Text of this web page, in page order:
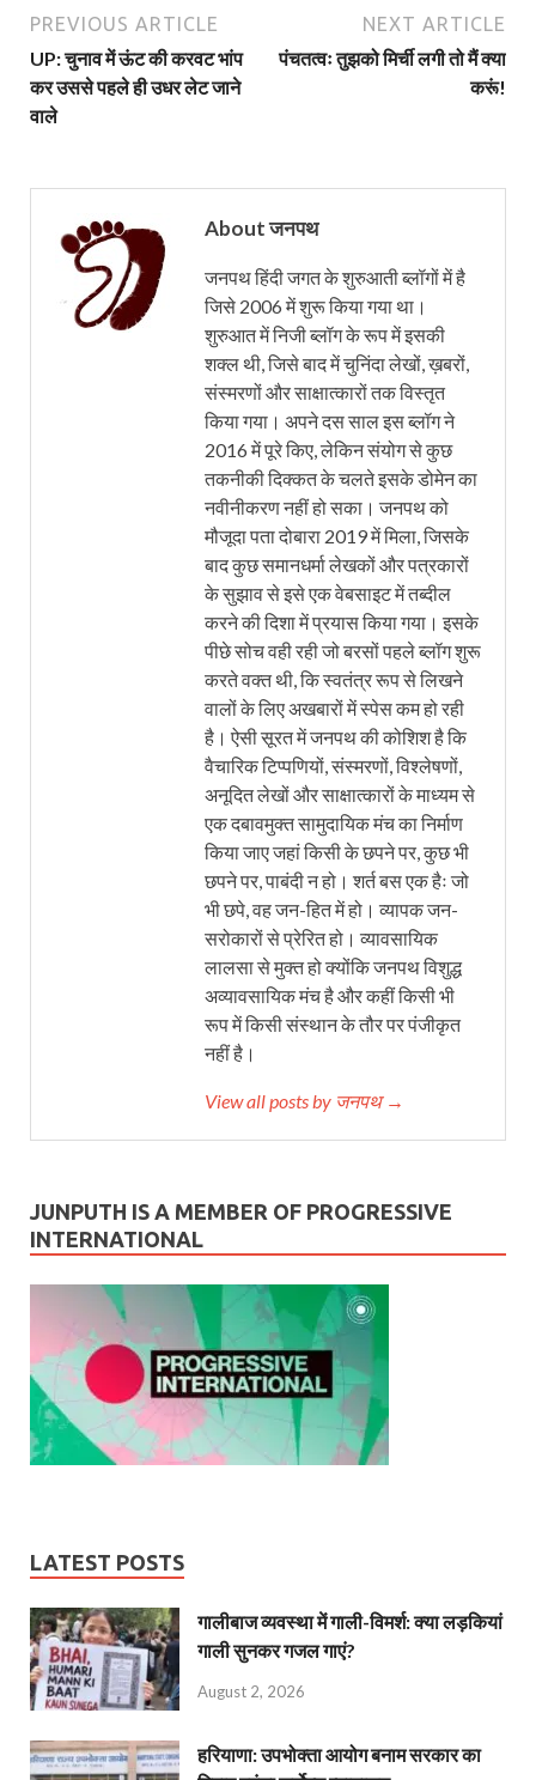
PREVIOUS ARTICLE
UP: चुनाव में ऊंट की करवट भांप
कर उससे पहले ही उधर लेट जाने
वाले
NEXT ARTICLE
पंचतत्वः तुझको मिर्ची लगी तो मैं क्या
करूं!
About जनपथ
जनपथ हिंदी जगत के शुरुआती ब्लॉगों में है
जिसे 2006 में शुरू किया गया था।
शुरुआत में निजी ब्लॉग के रूप में इसकी
शक्ल थी, जिसे बाद में चुनिंदा लेखों, ख़बरों,
संस्मरणों और साक्षात्कारों तक विस्तृत
किया गया। अपने दस साल इस ब्लॉग ने
2016 में पूरे किए, लेकिन संयोग से कुछ
तकनीकी दिक्कत के चलते इसके डोमेन का
नवीनीकरण नहीं हो सका। जनपथ को
मौजूदा पता दोबारा 2019 में मिला, जिसके
बाद कुछ समानधर्मा लेखकों और पत्रकारों
के सुझाव से इसे एक वेबसाइट में तब्दील
करने की दिशा में प्रयास किया गया। इसके
पीछे सोच वही रही जो बरसों पहले ब्लॉग शुरू
करते वक्त थी, कि स्वतंत्र रूप से लिखने
वालों के लिए अखबारों में स्पेस कम हो रही
है। ऐसी सूरत में जनपथ की कोशिश है कि
वैचारिक टिप्पणियों, संस्मरणों, विश्लेषणों,
अनूदित लेखों और साक्षात्कारों के माध्यम से
एक दबावमुक्त सामुदायिक मंच का निर्माण
किया जाए जहां किसी के छपने पर, कुछ भी
छपने पर, पाबंदी न हो। शर्त बस एक हैः जो
भी छपे, वह जन-हित में हो। व्यापक जन-
सरोकारों से प्रेरित हो। व्यावसायिक
लालसा से मुक्त हो क्योंकि जनपथ विशुद्ध
अव्यावसायिक मंच है और कहीं किसी भी
रूप में किसी संस्थान के तौर पर पंजीकृत
नहीं है।
View all posts by जनपथ →
JUNPUTH IS A MEMBER OF PROGRESSIVE
INTERNATIONAL
LATEST POSTS
गालीबाज व्‍यवस्‍था में गाली-विमर्श: क्या लड़कियां
गाली सुनकर गजल गाएं?
August 2, 2026
हरियाणा: उपभोक्ता आयोग बनाम सरकार का